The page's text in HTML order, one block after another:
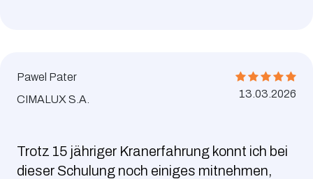
Pawel Pater
CIMALUX S.A.
13.03.2026
Trotz 15 jähriger Kranerfahrung konnt ich bei
dieser Schulung noch einiges mitnehmen,